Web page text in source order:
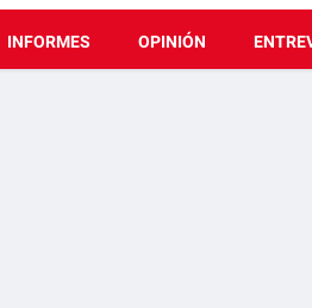
INFORMES OPINIÓN